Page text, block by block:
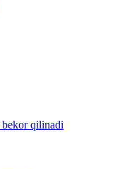
bekor qilinadi